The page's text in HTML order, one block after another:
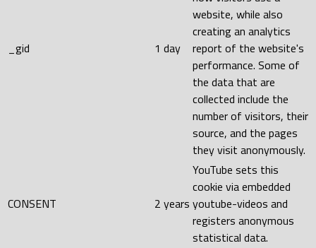
_gid 1 day
website, while also
creating an analytics
report of the website's
performance. Some of
the data that are
collected include the
number of visitors, their
source, and the pages
they visit anonymously.
CONSENT 2 years
YouTube sets this
cookie via embedded
youtube-videos and
registers anonymous
statistical data.